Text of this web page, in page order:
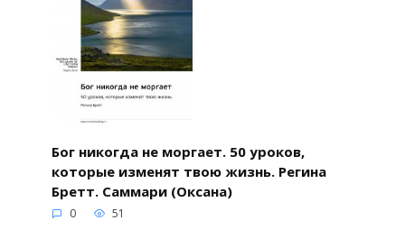
Бог никогда не моргает. 50 уроков,
которые изменят твою жизнь. Регина
Бретт. Саммари (Оксана)
0 51